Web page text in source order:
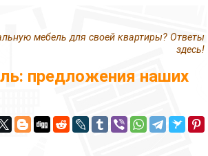
мебель для своей квартиры? Ответы
здесь!
предложения наших